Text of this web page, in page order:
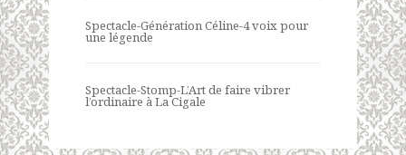
Spectacle-Génération Céline-4 voix pour
une légende
Spectacle-Stomp-L’Art de faire vibrer
l’ordinaire à La Cigale